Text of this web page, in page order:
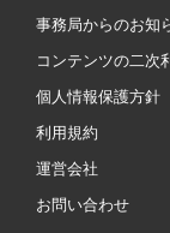
事務局からのお知
コンテンツの二次
個人情報保護方針
利用規約
運営会社
お問い合わせ